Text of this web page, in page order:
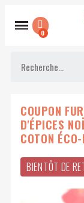
COUPON
D'ÉPICES
COTON
BIENTÔT DE